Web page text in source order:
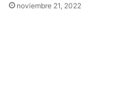
noviembre 21, 2022